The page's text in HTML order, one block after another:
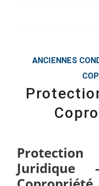
ANCIENNES
Protection
Juridique